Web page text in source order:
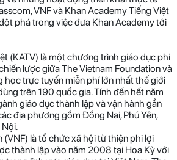
VNF và Khan Academy Tiếng Việt
phá trong việc đưa Khan Academy tới
(KATV) là một chương trình giáo dục phi
lược giữa The Vietnam Foundation và
học trực tuyến miễn phí lớn nhất thế giới
trên 190 quốc gia. Tính đến hết năm
giáo dục thành lập và vận hành gần
địa phương gồm Đồng Nai, Phú Yên,
Nội.
(VNF) là tổ chức xã hội từ thiện phi lợi
thành lập vào năm 2008 tại Hoa Kỳ với